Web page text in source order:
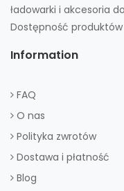
ładowarki i akcesoria
Dostępność
Information
FAQ
O nas
Polityka zwrotów
Dostawa i płatność
Blog